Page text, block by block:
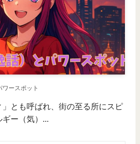
ワースポット
とも呼ばれ、街の至る所にスピ
ー（気）...